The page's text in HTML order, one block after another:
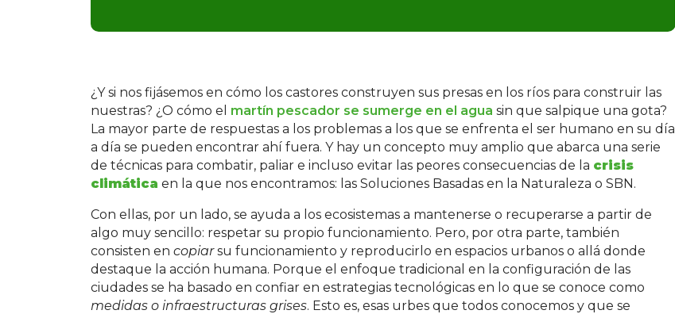
¿Y si nos fijásemos en cómo los castores construyen sus presas en los ríos para construir las
nuestras? ¿O cómo el martín pescador se sumerge en el agua sin que salpique una gota?
La mayor parte de respuestas a los problemas a los que se enfrenta el ser humano en su día
a día se pueden encontrar ahí fuera. Y hay un concepto muy amplio que abarca una serie
de técnicas para combatir, paliar e incluso evitar las peores consecuencias de la crisis
climática en la que nos encontramos: las Soluciones Basadas en la Naturaleza o SBN.
Con ellas, por un lado, se ayuda a los ecosistemas a mantenerse o recuperarse a partir de
algo muy sencillo: respetar su propio funcionamiento. Pero, por otra parte, también
consisten en copiarsu funcionamiento y reproducirlo en espacios urbanos o allá donde
destaque la acción humana. Porque el enfoque tradicional en la configuración de las
ciudades se ha basado en confiar en estrategias tecnológicas en lo que se conoce como
medidas o infraestructuras grises. Esto es, esas urbes que todos conocemos y que se